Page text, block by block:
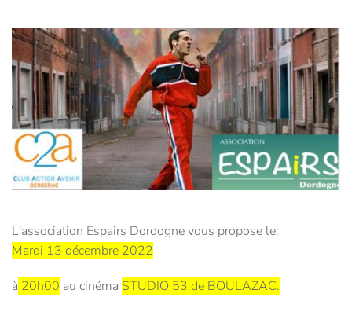
L'association Espairs Dordogne vous propose le:
Mardi 13 décembre 2022
à 20h00 au cinéma STUDIO 53 de BOULAZAC.